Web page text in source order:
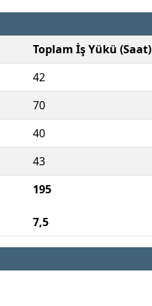
Toplam İş Yükü (Saat)
42
70
40
43
195
7,5